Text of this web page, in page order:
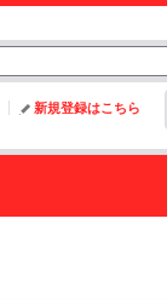
新規登録はこちら